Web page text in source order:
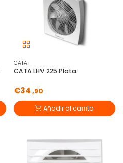
CATA
CATA LHV 225 Plata
€34 ,90
Añadir al carrito